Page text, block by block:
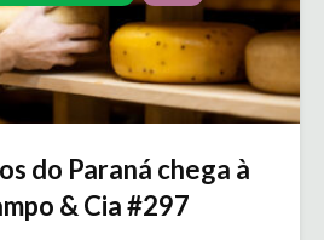
do Paraná chega à
& Cia #297